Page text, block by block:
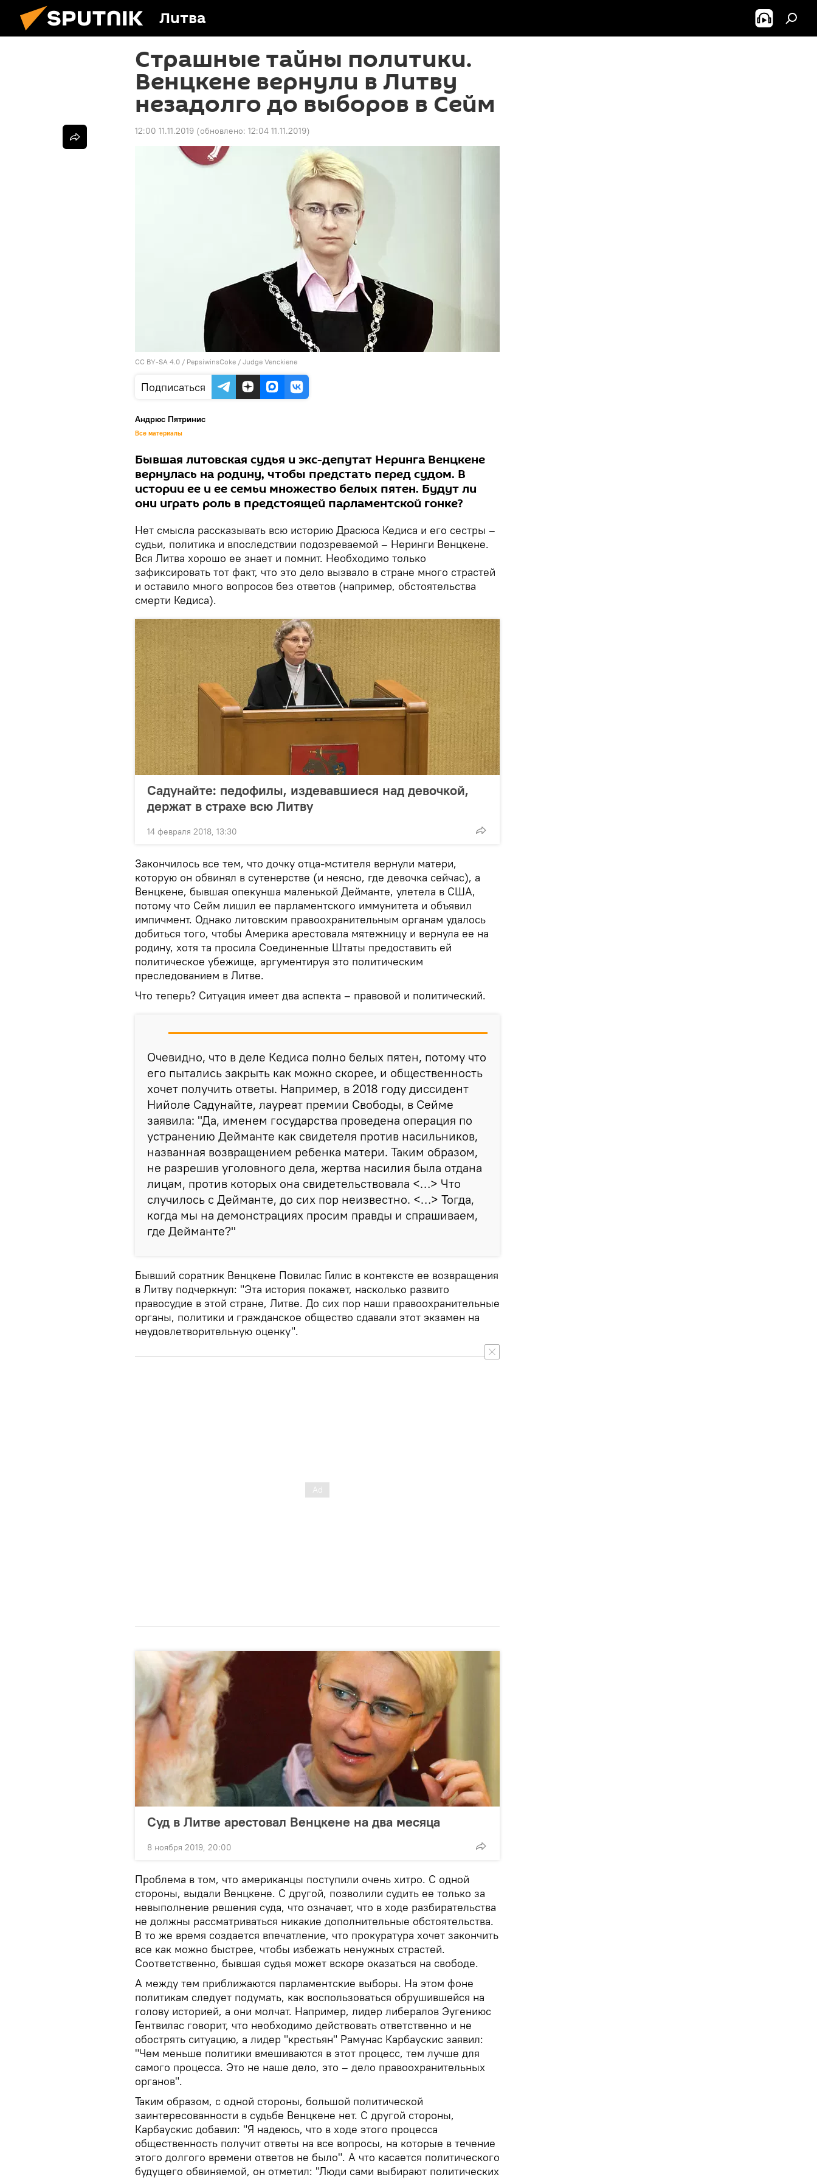
Литва
Страшные тайны политики.
Венцкене вернули в Литву
незадолго до выборов в Сейм
12:00 11.11.2019 (обновлено: 12:04 11.11.2019)
CC BY-SA 4.0 / PepsiwinsCoke / Judge Venckiene
Подписаться
Андрюс Пятринис
Все материалы
Бывшая литовская судья и экс-депутат Неринга Венцкене
вернулась на родину, чтобы предстать перед судом. В
истории ее и ее семьи множество белых пятен. Будут ли
они играть роль в предстоящей парламентской гонке?
Нет смысла рассказывать всю историю Драсюса Кедиса и его сестры –
судьи, политика и впоследствии подозреваемой – Неринги Венцкене.
Вся Литва хорошо ее знает и помнит. Необходимо только
зафиксировать тот факт, что это дело вызвало в стране много страстей
и оставило много вопросов без ответов (например, обстоятельства
смерти Кедиса).
Садунайте: педофилы, издевавшиеся над девочкой,
держат в страхе всю Литву
14 февраля 2018, 13:30
Закончилось все тем, что дочку отца-мстителя вернули матери,
которую он обвинял в сутенерстве (и неясно, где девочка сейчас), а
Венцкене, бывшая опекунша маленькой Дейманте, улетела в США,
потому что Сейм лишил ее парламентского иммунитета и объявил
импичмент. Однако литовским правоохранительным органам удалось
добиться того, чтобы Америка арестовала мятежницу и вернула ее на
родину, хотя та просила Соединенные Штаты предоставить ей
политическое убежище, аргументируя это политическим
преследованием в Литве.
Что теперь? Ситуация имеет два аспекта – правовой и политический.
Очевидно, что в деле Кедиса полно белых пятен, потому что
его пытались закрыть как можно скорее, и общественность
хочет получить ответы. Например, в 2018 году диссидент
Нийоле Садунайте, лауреат премии Свободы, в Сейме
заявила: "Да, именем государства проведена операция по
устранению Дейманте как свидетеля против насильников,
названная возвращением ребенка матери. Таким образом,
не разрешив уголовного дела, жертва насилия была отдана
лицам, против которых она свидетельствовала <…> Что
случилось с Дейманте, до сих пор неизвестно. <…> Тогда,
когда мы на демонстрациях просим правды и спрашиваем,
где Дейманте?"
Бывший соратник Венцкене Повилас Гилис в контексте ее возвращения
в Литву подчеркнул: "Эта история покажет, насколько развито
правосудие в этой стране, Литве. До сих пор наши правоохранительные
органы, политики и гражданское общество сдавали этот экзамен на
неудовлетворительную оценку".
Суд в Литве арестовал Венцкене на два месяца
8 ноября 2019, 20:00
Проблема в том, что американцы поступили очень хитро. С одной
стороны, выдали Венцкене. С другой, позволили судить ее только за
невыполнение решения суда, что означает, что в ходе разбирательства
не должны рассматриваться никакие дополнительные обстоятельства.
В то же время создается впечатление, что прокуратура хочет закончить
все как можно быстрее, чтобы избежать ненужных страстей.
Соответственно, бывшая судья может вскоре оказаться на свободе.
А между тем приближаются парламентские выборы. На этом фоне
политикам следует подумать, как воспользоваться обрушившейся на
голову историей, а они молчат. Например, лидер либералов Эугениюс
Гентвилас говорит, что необходимо действовать ответственно и не
обострять ситуацию, а лидер "крестьян" Рамунас Карбаускис заявил:
"Чем меньше политики вмешиваются в этот процесс, тем лучше для
самого процесса. Это не наше дело, это – дело правоохранительных
органов".
Таким образом, с одной стороны, большой политической
заинтересованности в судьбе Венцкене нет. С другой стороны,
Карбаускис добавил: "Я надеюсь, что в ходе этого процесса
общественность получит ответы на все вопросы, на которые в течение
этого долгого времени ответов не было". А что касается политического
будущего обвиняемой, он отметил: "Люди сами выбирают политических